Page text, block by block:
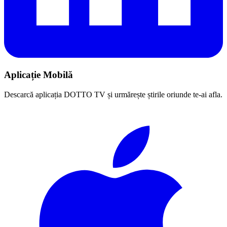
Aplicație Mobilă
Descarcă aplicația DOTTO TV și urmărește știrile oriunde te-ai afla.